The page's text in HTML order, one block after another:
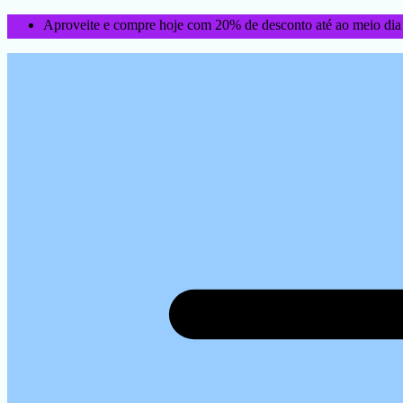
Aproveite e compre hoje com 20% de desconto até ao meio